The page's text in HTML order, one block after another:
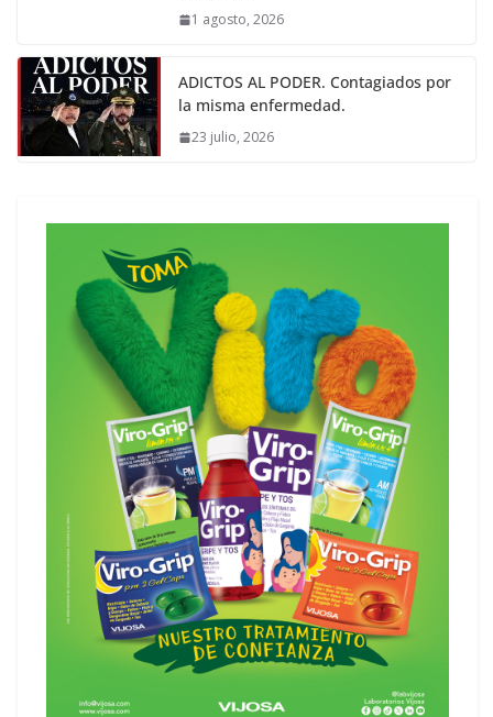
1 agosto, 2026
ADICTOS AL PODER. Contagiados por
la misma enfermedad.
23 julio, 2026